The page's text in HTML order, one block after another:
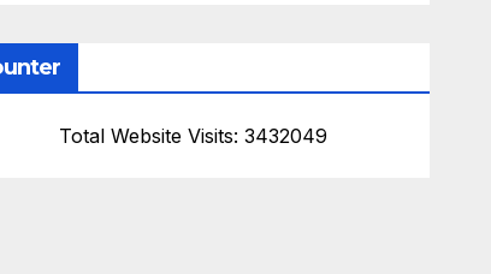
Total Website Visits: 3432049